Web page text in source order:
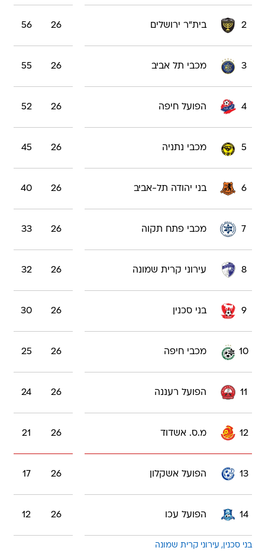
2 בית"ר ירושלים 26
56
3 מכבי תל אביב 26
55
4 הפועל חיפה 26
52
5 מכבי נתניה 26
45
6 בני יהודה תל-אביב 26
40
7 מכבי פתח תקוה 26
33
8 עירוני קרית שמונה 26
32
9 בני סכנין 26
30
10 מכבי חיפה 26
25
11 הפועל רעננה 26
24
12 מ.ס. אשדוד 26
21
13 הפועל אשקלון 26
17
14 הפועל עכו 26
12
בני סכנין עירוני קרית שמונה